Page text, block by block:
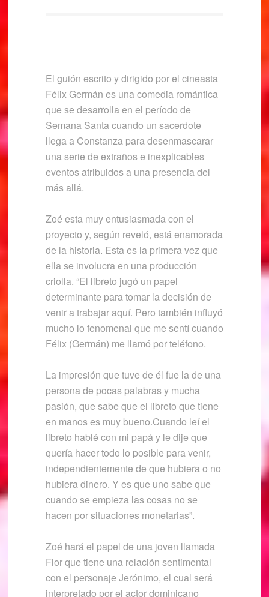
El guión escrito y dirigido por el cineasta
Félix Germán es una comedia romántica
que se desarrolla en el período de
Semana Santa cuando un sacerdote
llega a Constanza para desenmascarar
una serie de extraños e inexplicables
eventos atribuidos a una presencia del
más allá.
Zoé esta muy entusiasmada con el
proyecto y, según reveló, está enamorada
de la historia. Esta es la primera vez que
ella se involucra en una producción
criolla. “El libreto jugó un papel
determinante para tomar la decisión de
venir a trabajar aquí. Pero también influyó
mucho lo fenomenal que me sentí cuando
Félix (Germán) me llamó por teléfono.
La impresión que tuve de él fue la de una
persona de pocas palabras y mucha
pasión, que sabe que el libreto que tiene
en manos es muy bueno.Cuando leí el
libreto hablé con mi papá y le dije que
quería hacer todo lo posible para venir,
independientemente de que hubiera o no
hubiera dinero. Y es que uno sabe que
cuando se empieza las cosas no se
hacen por situaciones monetarias”.
Zoé hará el papel de una joven llamada
Flor que tiene una relación sentimental
con el personaje Jerónimo, el cual será
interpretado por el actor dominicano